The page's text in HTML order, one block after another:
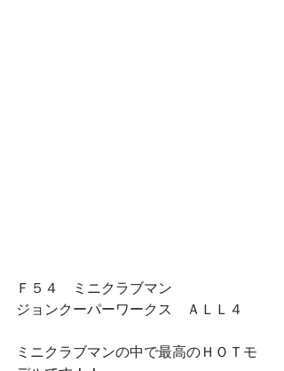
Ｆ５４　ミニクラブマン
ジョンクーパーワークス　ＡＬＬ４
ミニクラブマンの中で最高のＨＯＴモ